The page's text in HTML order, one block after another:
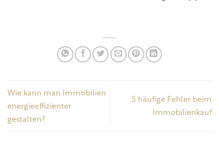
Wie kann man Immobilien
energieeffizienter
gestalten?
5 häufige Fehler beim
Immobilienkauf